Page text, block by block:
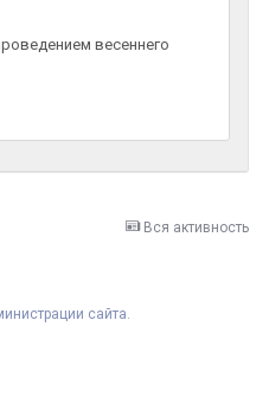
весеннего
Вся активность
сайта.